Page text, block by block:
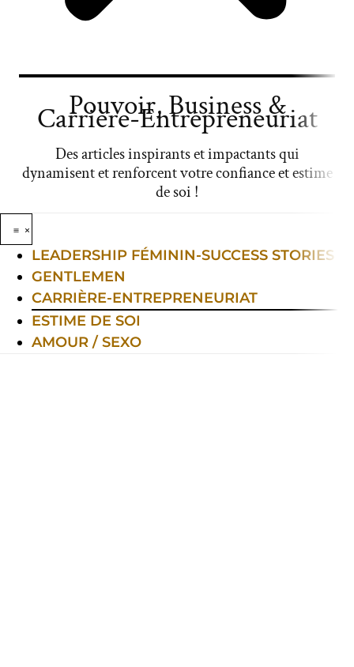
Pouvoir, Business &
Carrière-Entrepreneuriat
Des articles inspirants et impactants qui
dynamisent et renforcent votre confiance et estime
de soi !
LEADERSHIP FÉMININ-SUCCESS STORIES
GENTLEMEN
CARRIÈRE-ENTREPRENEURIAT
ESTIME DE SOI
AMOUR / SEXO